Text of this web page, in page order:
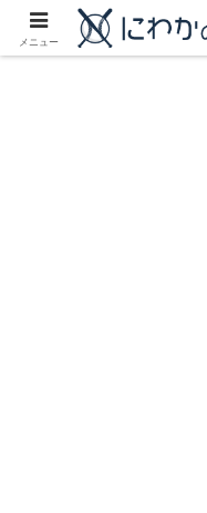
にわか
メニュー